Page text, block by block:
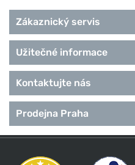
Zákaznický servis
Užitečné informace
Kontaktujte nás
Prodejna Praha